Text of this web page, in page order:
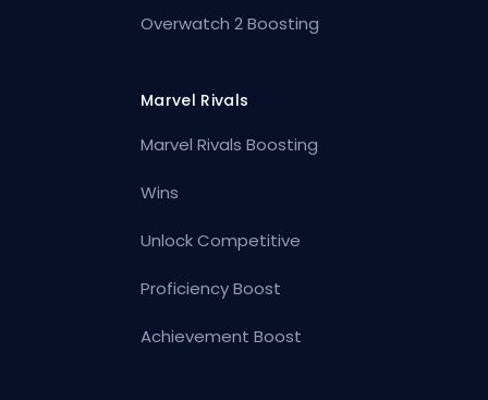
Overwatch 2 Boosting
Marvel Rivals
Marvel Rivals Boosting
Wins
Unlock Competitive
Proficiency Boost
Achievement Boost